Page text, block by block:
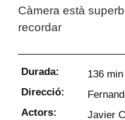
Càmera està
recordar
Durada:
136 min
Direcció:
Actors:
Javier